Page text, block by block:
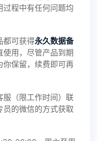
过程中有任何问题均
都可获得永久数据备
使用，尽管产品到期
你保留，续费即可再
服（限工作时间）联
员的微信的方式获取